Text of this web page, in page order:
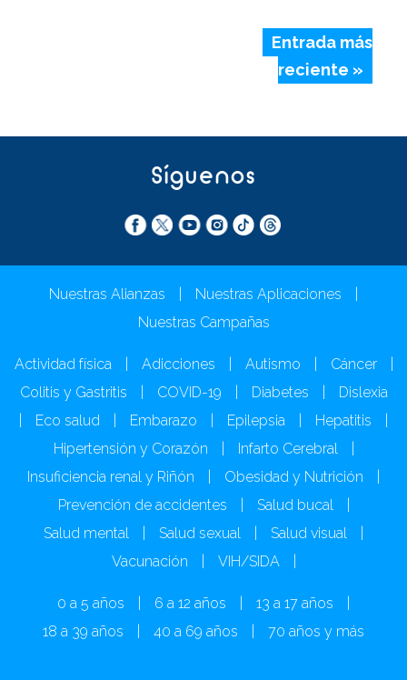
Entrada más
reciente »
Síguenos
Nuestras Alianzas Nuestras Aplicaciones
Nuestras Campañas
Actividad física Adicciones Autismo Cáncer
Colitis y Gastritis
COVID-19 Diabetes
Dislexia
Eco salud Embarazo Epilepsia Hepatitis
Hipertensión y Corazón
Infarto Cerebral
Insuficiencia renal y Riñón
Obesidad y Nutrición
Prevención de accidentes
Salud bucal
Salud mental
Salud sexual Salud visual
Vacunación
VIH/SIDA
0 a 5 años 6 a 12 años 13 a 17 años
18 a 39 años
40 a 69 años 70 años y más